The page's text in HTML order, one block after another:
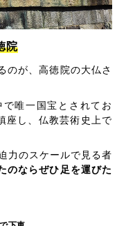
院
のが、高徳院の大仏さ
唯一国宝とされてお
座し、仏教芸術史上で
力のスケールで見る者
のならぜひ足を運びた